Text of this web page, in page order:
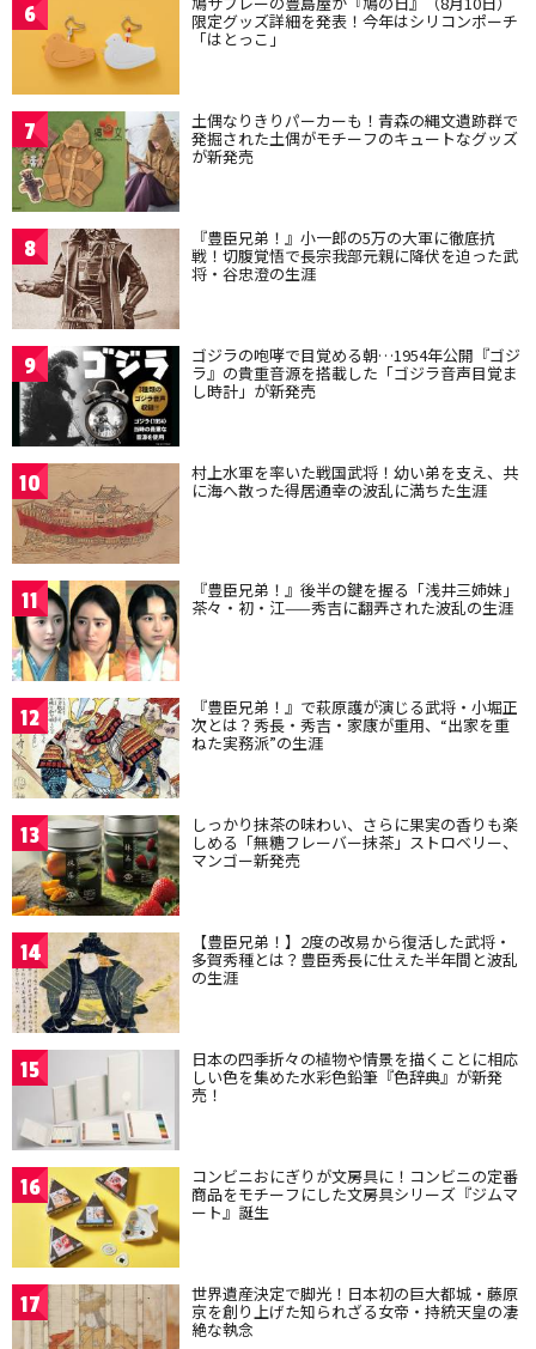
6 限定グッズ詳細を発表！今年はシリコンポーチ
「はとっこ」
7 土偶なりきりパーカーも！青森の縄文遺跡群で
発掘された土偶がモチーフのキュートなグッズ
が新発売
8 『豊臣兄弟！』小一郎の5万の大軍に徹底抗
戦！切腹覚悟で長宗我部元親に降伏を迫った武
将・谷忠澄の生涯
9 ゴジラの咆哮で目覚める朝…1954年公開『ゴジ
ラ』の貴重音源を搭載した「ゴジラ音声目覚ま
し時計」が新発売
10 村上水軍を率いた戦国武将！幼い弟を支え、共
に海へ散った得居通幸の波乱に満ちた生涯
11 『豊臣兄弟！』後半の鍵を握る「浅井三姉妹」
茶々・初・江——秀吉に翻弄された波乱の生涯
12 『豊臣兄弟！』で萩原護が演じる武将・小堀正
次とは？秀長・秀吉・家康が重用、“出家を重
ねた実務派”の生涯
13 しっかり抹茶の味わい、さらに果実の香りも楽
しめる「無糖フレーバー抹茶」ストロベリー、
マンゴー新発売
14 【豊臣兄弟！】2度の改易から復活した武将・
多賀秀種とは？豊臣秀長に仕えた半年間と波乱
の生涯
15 日本の四季折々の植物や情景を描くことに相応
しい色を集めた水彩色鉛筆『色辞典』が新発
売！
16 コンビニおにぎりが文房具に！コンビニの定番
商品をモチーフにした文房具シリーズ『ジムマ
ート』誕生
17 世界遺産決定で脚光！日本初の巨大都城・藤原
京を創り上げた知られざる女帝・持統天皇の凄
絶な執念